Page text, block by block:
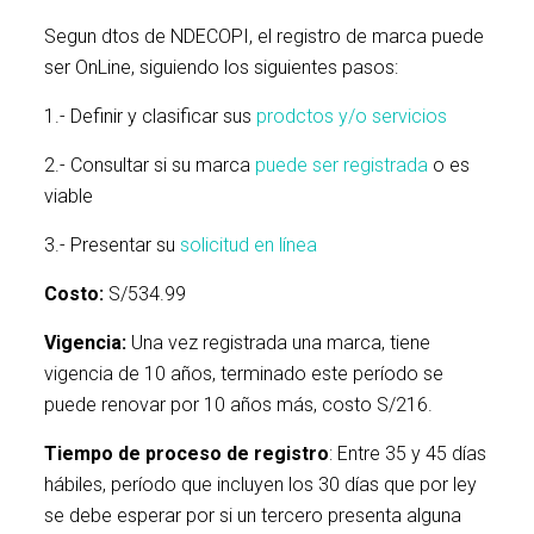
Segun dtos de NDECOPI, el registro de marca puede
ser OnLine, siguiendo los siguientes pasos:
1.- Definir y clasificar sus prodctos y/o servicios
2.- Consultar si su marca puede ser registradao es
viable
3.- Presentar su solicitud en línea
Costo:S/534.99
Vigencia:Una vez registrada una marca, tiene
vigencia de 10 años, terminado este período se
puede renovar por 10 años más, costo S/216.
Tiempo de proceso de registro: Entre 35 y 45 días
hábiles, período que incluyen los 30 días que por ley
se debe esperar por si un tercero presenta alguna